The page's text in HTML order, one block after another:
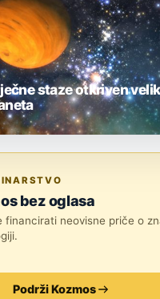
staze otkriven
bez oglasa
financirati neovisne priče o
Podrži Kozmos